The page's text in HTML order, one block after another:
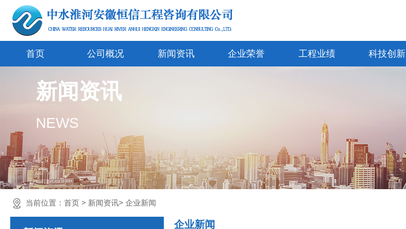
首页 公司概况 新闻资讯
行业新闻
通知公告
企业荣誉 工程业绩 科技创新
新闻资讯
NEWS
当前位置： 首页 > 新闻资讯> 企业新闻
企业新闻